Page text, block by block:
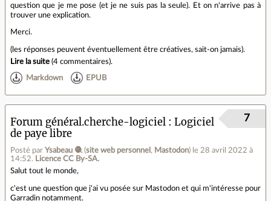
question que je me pose (et je ne suis pas la seule). Et on n'arrive pas à
trouver une explication.
Merci.
(les réponses peuvent éventuellement être créatives, sait-on jamais).
Lire la suite (4 commentaires).
Markdown EPUB
Forum général.cherche-logiciel
Logiciel
de paye libre
Posté par Ysabeau 🧶 (site web personnel , Mastodon) le 28 avril 2022 à
14:52. Licence CC By‑SA.
7
Salut tout le monde,
c'est une question que j'ai vu posée sur Mastodon et qui m'intéresse pour
Garradin notamment.